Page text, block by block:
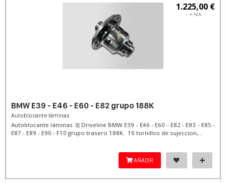
1.225,00 €
+ IVA
BMW E39 - E46 - E60 - E82 grupo 188K
Autoblocante láminas
Autoblocante láminas 3J Driveline BMW E39 - E46 - E60 - E82 - E83 - E85 -
E87 - E89 - E90 - F10 grupo trasero 188K. 10 tornillos de sujeccion,...
AÑADIR